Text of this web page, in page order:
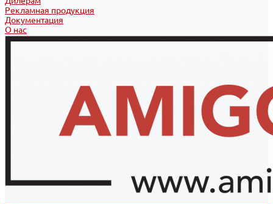
Рекламная продукция
Документация
О нас